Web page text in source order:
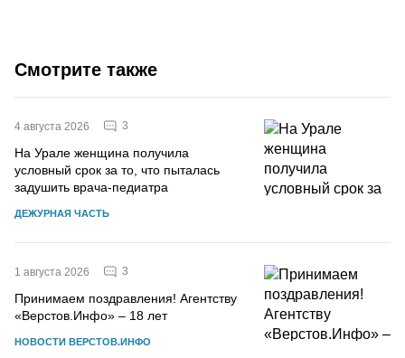
Смотрите также
4 августа 2026 3
На Урале женщина получила
условный срок за то, что пыталась
задушить врача-педиатра
ДЕЖУРНАЯ ЧАСТЬ
1 августа 2026 3
Принимаем поздравления! Агентству
«Верстов.Инфо» – 18 лет
НОВОСТИ ВЕРСТОВ.ИНФО